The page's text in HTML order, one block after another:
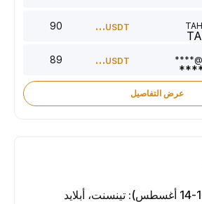
220USDT
150USDT
عرض التفاصيل
3 أسهم للمتابعة (10-14 أغسطس): تينسنت، أبلايد